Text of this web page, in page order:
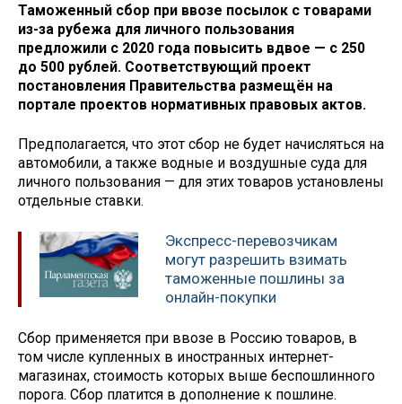
Таможенный сбор при ввозе посылок с товарами
из-за рубежа для личного пользования
предложили с 2020 года повысить вдвое — с 250
до 500 рублей. Соответствующий проект
постановления Правительства размещён на
портале проектов нормативных правовых актов.
Предполагается, что этот сбор не будет начисляться на
автомобили, а также водные и воздушные суда для
личного пользования — для этих товаров установлены
отдельные ставки.
Экспресс-перевозчикам
могут разрешить взимать
таможенные пошлины за
онлайн-покупки
Сбор применяется при ввозе в Россию товаров, в
том числе купленных в иностранных интернет-
магазинах, стоимость которых выше беспошлинного
порога. Сбор платится в дополнение к пошлине.